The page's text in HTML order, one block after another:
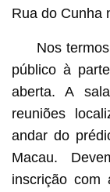
Rua do Cunha
Nos
público à
aberta. A
reuniões
andar do
Macau.
inscrição com